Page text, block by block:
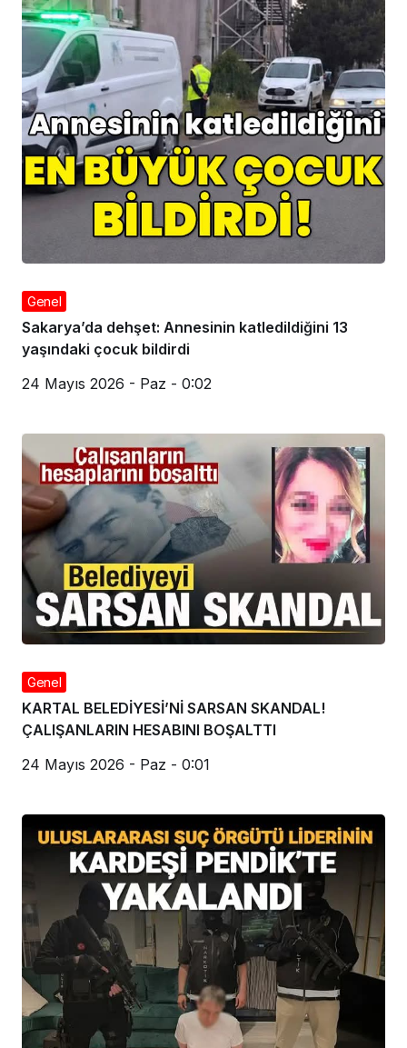
Genel
Sakarya’da dehşet: Annesinin katledildiğini 13
yaşındaki çocuk bildirdi
24 Mayıs 2026 - Paz - 0:02
Genel
KARTAL BELEDİYESİ’Nİ SARSAN SKANDAL!
ÇALIŞANLARIN HESABINI BOŞALTTI
24 Mayıs 2026 - Paz - 0:01